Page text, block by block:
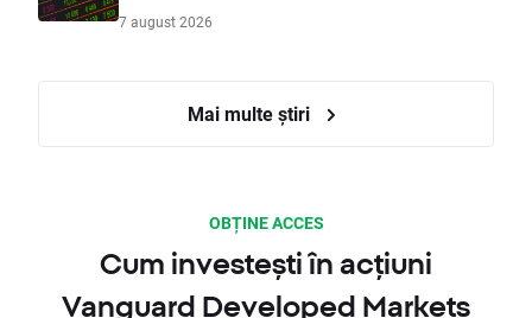
7 august 2026
Mai multe știri
OBȚINE ACCES
Cum investești în acțiuni
Vanguard Developed Markets